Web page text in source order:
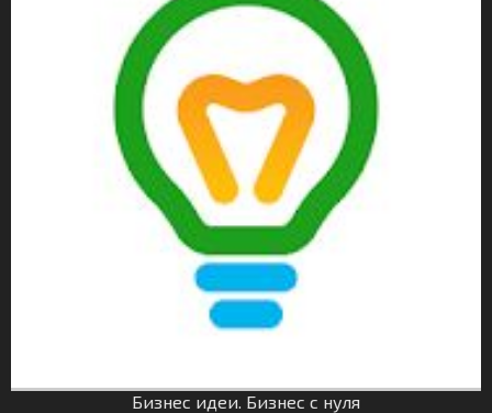
Бизнес идеи. Бизнес с нуля